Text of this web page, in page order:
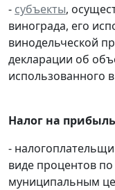
- субъекты,
винограда, его
винодельческой
декларации об
использованного в
Налог на
-
виде процентов
муниципальным